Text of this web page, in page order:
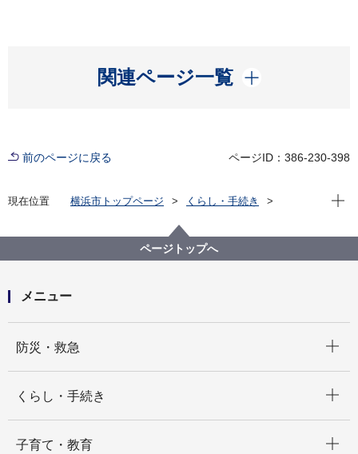
関連ページ一覧
開く
前のページに戻る ページID：386-230-398
現在位置 横浜市トップページ
くらし・手続き
現在
ページトップへ
メニュー
防災・救急
くらし・手続き
子育て・教育